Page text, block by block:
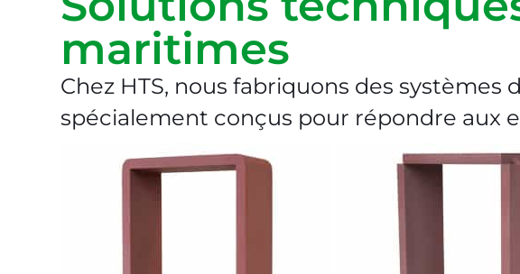
maritimes
Chez HTS, nous fabriquons des
spécialement conçus pour répondre aux